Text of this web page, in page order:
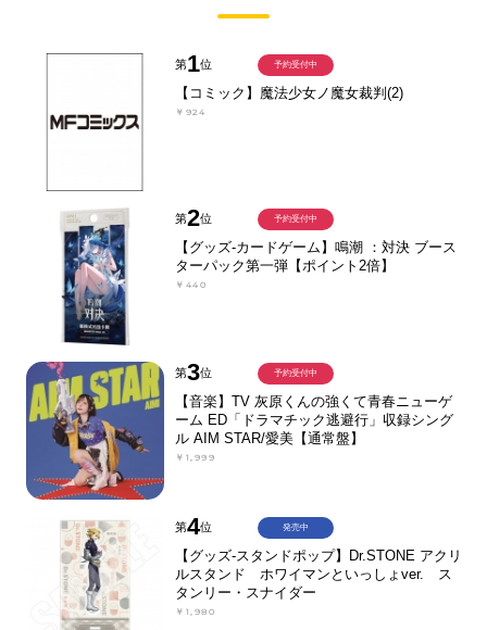
第1位
【コミック】魔法少女ノ魔女裁判(2)
￥924
予約受付中
第2位
【グッズ-カードゲーム】鳴潮 ：対決 ブース
ターパック第一弾【ポイント2倍】
￥440
予約受付中
第3位
【音楽】TV 灰原くんの強くて青春ニューゲ
ーム ED「ドラマチック逃避行」収録シング
ル AIM STAR/愛美【通常盤】
￥1,999
予約受付中
第4位
【グッズ-スタンドポップ】Dr.STONE アクリ
ルスタンド ホワイマンといっしょver. ス
タンリー・スナイダー
￥1,980
発売中